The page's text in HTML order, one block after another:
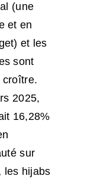
(une
et en
et les
sont
croître.
2025,
16,28%
sur
les hijabs